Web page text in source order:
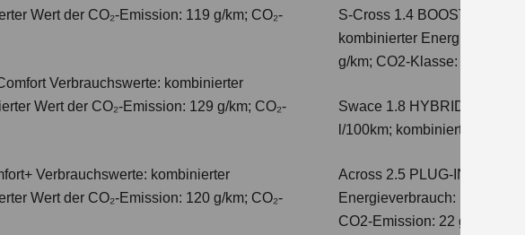
Wert der CO₂-Emission: 119 g/km; CO₂-
Verbrauchswerte: kombinierter
Wert der CO₂-Emission: 129 g/km; CO₂-
Verbrauchswerte: kombinierter
Wert der CO₂-Emission: 120 g/km; CO₂-
S-Cross 1.4 BOOSTERJET
kombinierter
g/km; CO2-Klasse: E
Swace 1.8 HYBRID CVT
l/100km; kombinierter Wert
Across 2.5 PLUG-IN
Energieverbrauch: 17,1kWh/
CO2-Emission: 22 g/km;